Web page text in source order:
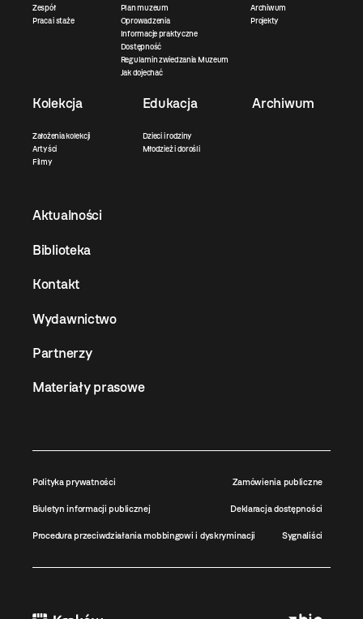
Zespół
Praca i staże
Plan muzeum
Oprowadzenia
Informacje praktyczne
Dostępność
Regulamin zwiedzania Muzeum
Jak dojechać
Archiwum
Projekty
Kolekcja
Założenia kolekcji
Artyści
Filmy
Edukacja
Dzieci i rodziny
Młodzież i dorośli
Archiwum
Aktualności
Biblioteka
Kontakt
Wydawnictwo
Partnerzy
Materiały prasowe
Polityka prywatności Zamówienia publiczne
Biuletyn informacji publicznej Deklaracja dostępności
Procedura przeciwdziałania mobbingowi i dyskryminacji Sygnaliści